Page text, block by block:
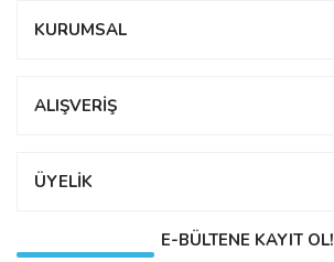
KURUMSAL
ALIŞVERİŞ
ÜYELİK
E-BÜLTENE KAYIT OL!